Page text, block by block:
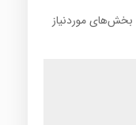
بخش‌های موردنیاز